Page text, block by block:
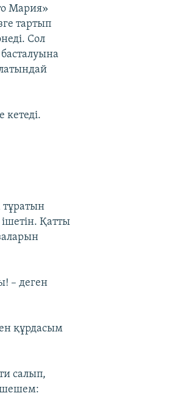
Мария»
тартып
Сол
тұратын
Қатты
– деген
құрдасым
салып,
шешем: